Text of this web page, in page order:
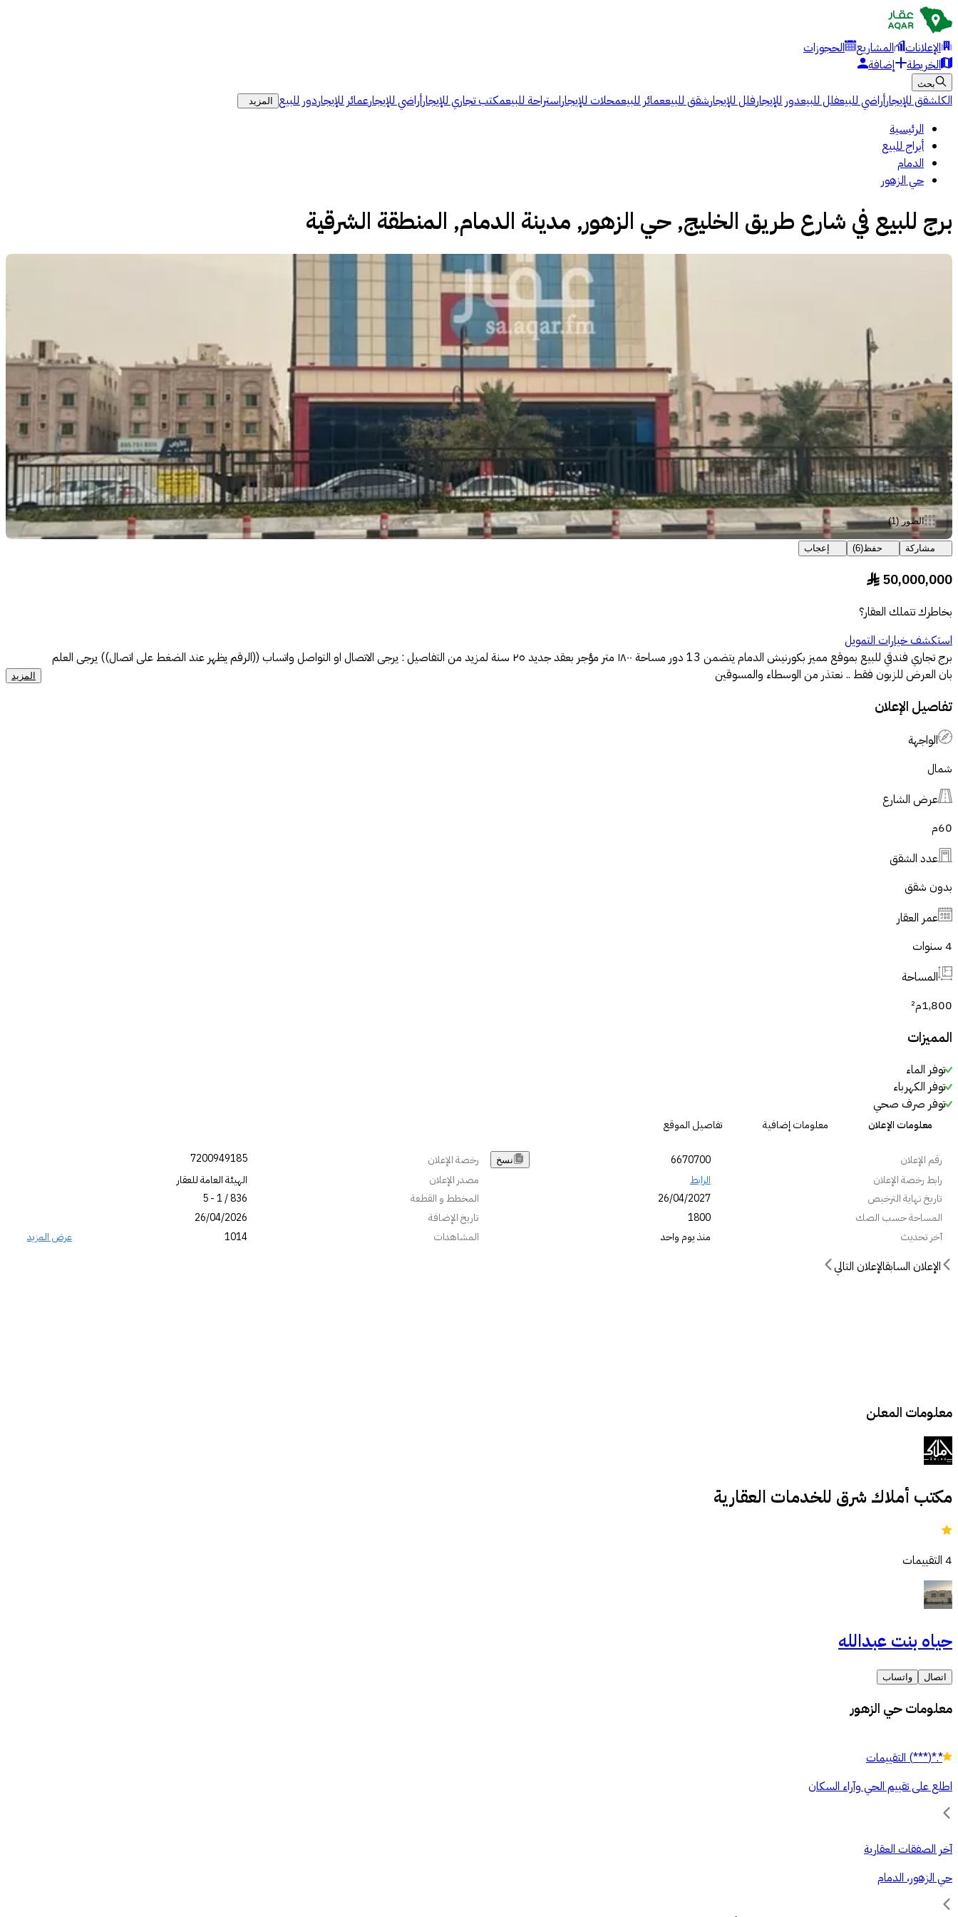
الإعلانات المشاريع
الحجوزات
الخريطة
إضافة
بحث
الكلشقق للإيجارأراضي للبيعفلل للبيعدور للإيجارفلل للإيجارشقق للبيععمائر للبيعمحلات للإيجاراستراحة للبيعمكتب تجاري للإيجارأراضي للإيجارعمائر للإيجاردور للبيع المزيد
الرئيسية
أبراج للبيع
الدمام
حي الزهور
برج للبيع في شارع طريق الخليج, حي الزهور, مدينة الدمام, المنطقة الشرقية
الصور(
1
)
مشاركة حفظ(
6
) إعجاب
50,000,000
§
بخاطرك تتملك العقار؟
استكشف خيارات التمويل
برج تجاري فندقي للبيع بموقع مميز بكورنيش الدمام يتضمن 13 دور مساحة ١٨٠٠ متر مؤجر بعقد جديد ٢٥ سنة لمزيد من التفاصيل : يرجى الاتصال او التواصل واتساب ((الرقم يظهر عند الضغط على اتصال)) يرجى العلم
بان العرض للزبون فقط .. نعتذر من الوسطاء والمسوقين
المزيد
تفاصيل الإعلان
الواجهة
شمال
عرض الشارع
60م
عدد الشقق
بدون شقق
عمر العقار
4 سنوات
المساحة
1,800م²
المميزات
توفر الماء
توفر الكهرباء
توفر صرف صحي
معلومات الإعلان معلومات إضافية تفاصيل الموقع
رقم الإعلان 6670700 نسخ رخصة الإعلان
7200949185
رابط رخصة الإعلان
الرابط مصدر الإعلان
الهيئة العامة للعقار
تاريخ نهاية الترخيص
26/04/2027 المخطط و القطعة
836 / 1 - 5
المساحة حسب الصك
1800 تاريخ الإضافة
26/04/2026
آخر تحديث
منذ يوم واحد المشاهدات 1014 عرض المزيد
الإعلان السابقالإعلان التالي
معلومات المعلن
مكتب أملاك شرق للخدمات العقارية
4 التقييمات
حياه بنت عبدالله
اتصال واتساب
معلومات حي الزهور
*.*
(
***
) التقييمات
اطلع على تقييم الحي وآراء السكان
آخر الصفقات العقارية
حي الزهور، الدمام